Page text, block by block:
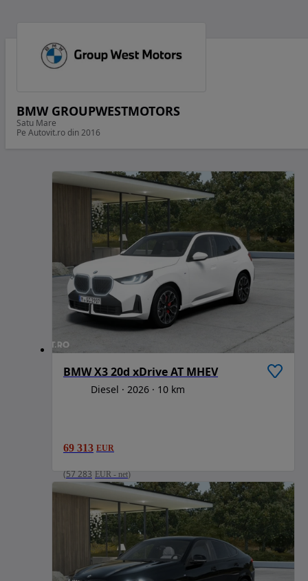
BMW GROUPWESTMOTORS
Satu Mare
Pe Autovit.ro din 2016
BMW X3 20d xDrive AT MHEV
Diesel 2026 10 km
69 313 EUR
(57 283 EUR - net)